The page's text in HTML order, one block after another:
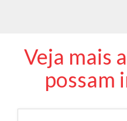
Veja mais
possam